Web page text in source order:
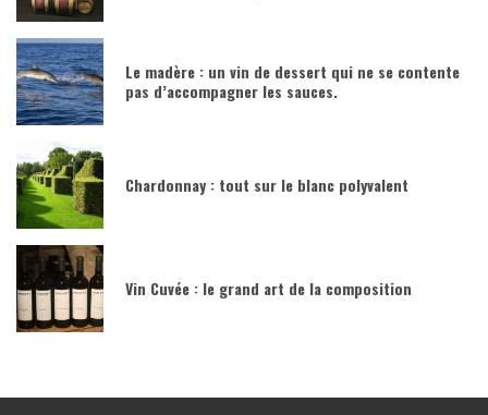
Le madère : un vin de dessert qui ne se contente
pas d’accompagner les sauces.
Chardonnay : tout sur le blanc polyvalent
Vin Cuvée : le grand art de la composition